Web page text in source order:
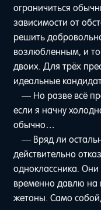
ограничиться
зависимости от
решить
возлюбленным, и
двоих. Для трёх
идеальные
— Но разве всё
если я начну
обычно…
— Вряд ли
действительно
одноклассника. Они
временно давлю на
жетоны. Само